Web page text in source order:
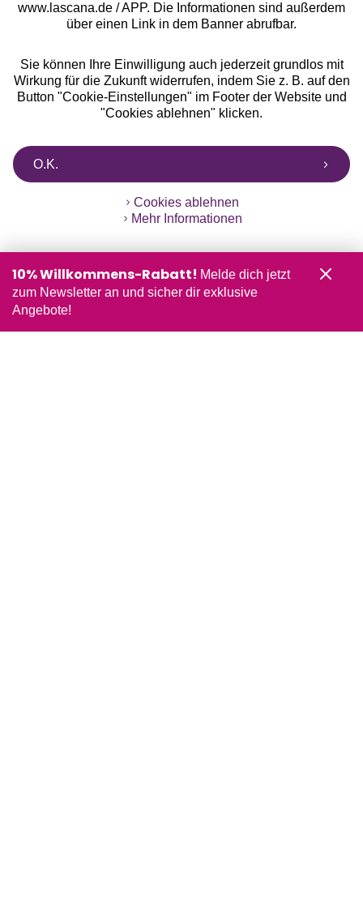
www.lascana.de / APP. Die Informationen sind außerdem
über einen Link in dem Banner abrufbar.
Sie können Ihre Einwilligung auch jederzeit grundlos mit
Wirkung für die Zukunft widerrufen, indem Sie z. B. auf den
Button "Cookie-Einstellungen" im Footer der Website und
"Cookies ablehnen" klicken.
O.K.
Cookies ablehnen
Mehr Informationen
10% Willkommens-Rabatt! Melde dich jetzt
zum Newsletter an und sicher dir exklusive
Angebote!